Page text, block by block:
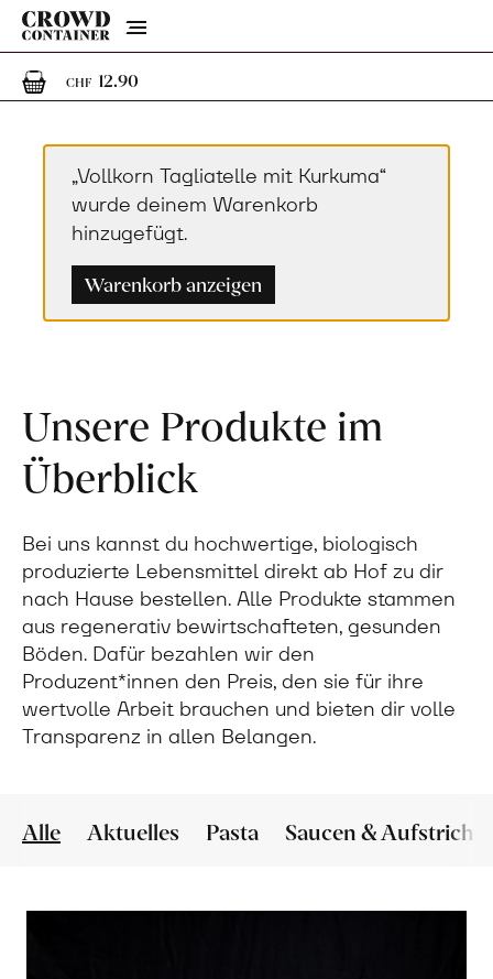
Menu
CHF 12.901 Artikel im Warenkorb
„Vollkorn Tagliatelle mit Kurkuma“
wurde deinem Warenkorb
hinzugefügt.
Warenkorb anzeigen
Unsere Produkte im
Überblick
Bei uns kannst du hochwertige, biologisch
produzierte Lebensmittel direkt ab Hof zu dir
nach Hause bestellen. Alle Produkte stammen
aus regenerativ bewirtschafteten, gesunden
Böden. Dafür bezahlen wir den
Produzent*innen den Preis, den sie für ihre
wertvolle Arbeit brauchen und bieten dir volle
Transparenz in allen Belangen.
Alle Aktuelles Pasta Saucen & Aufstriche